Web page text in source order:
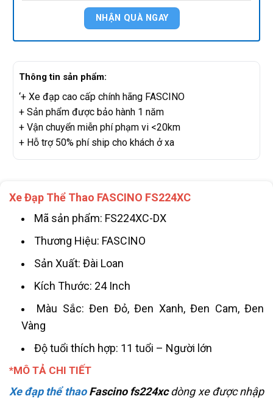
Thông tin sản phẩm:
‘+ Xe đạp cao cấp chính hãng FASCINO
+ Sản phẩm được bảo hành 1 năm
+ Vận chuyển miễn phí phạm vi <20km
+ Hỗ trợ 50% phí ship cho khách ở xa
Xe Đạp Thể Thao FASCINO FS224XC
Mã sản phẩm: FS224XC-DX
Thương Hiệu: FASCINO
Sản Xuất: Đài Loan
Kích Thước: 24 Inch
Màu Sắc: Đen Đỏ, Đen Xanh, Đen Cam, Đen
Vàng
Độ tuổi thích hợp: 11 tuổi – Người lớn
*MÔ TẢ CHI TIẾT
Xe đạp thể thaoFascino fs224xcdòng xe được nhập